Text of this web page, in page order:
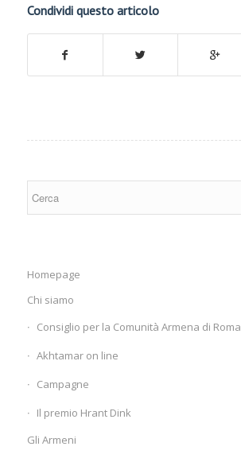
Condividi questo articolo
Homepage
Chi siamo
Consiglio per la Comunità Armena di Roma
Akhtamar on line
Campagne
Il premio Hrant Dink
Gli Armeni